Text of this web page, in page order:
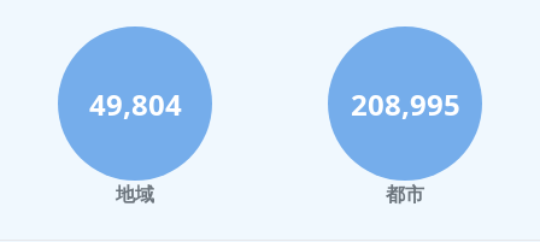
御殿場市でのホテル
日光市でのホテル
帯広市でのホテル
別府市でのホテル
49,804
地域
208,995
都市